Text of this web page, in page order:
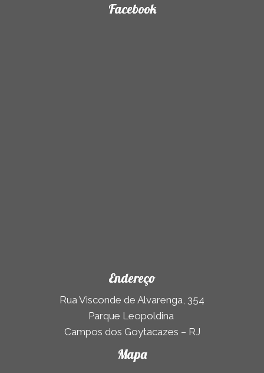
Facebook
Endereço
Rua Visconde de Alvarenga, 354
Parque Leopoldina
Campos dos Goytacazes – RJ
Mapa